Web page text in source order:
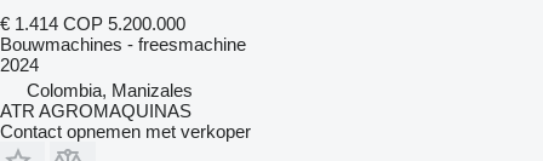
€ 1.414 COP 5.200.000
Bouwmachines - freesmachine
2024
Colombia, Manizales
ATR AGROMAQUINAS
Contact opnemen met verkoper